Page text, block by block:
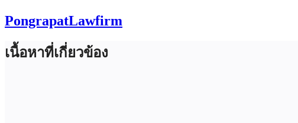
PongrapatLawfirm
เนื้อหาที่เกี่ยวข้อง